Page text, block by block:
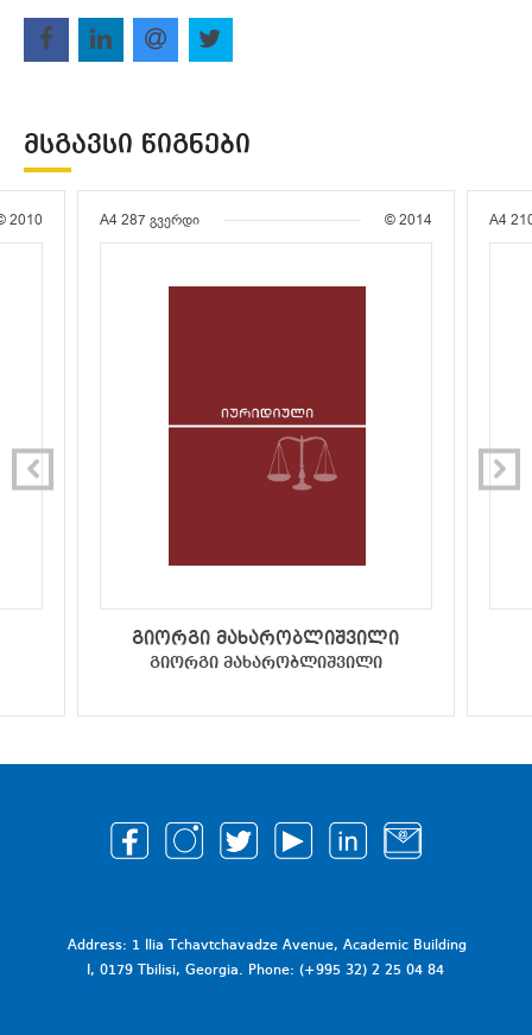
ᲛᲡᲒᲐᲕᲡᲘ ᲬᲘᲒᲜᲔᲑᲘ
2010 A4 287 გვერდი © 2014
გიორგი მახარობლიშვილი
გიორგი მახარობლიშვილი
A4
Address: 1 Ilia Tchavtchavadze Avenue, Academic Building
I, 0179 Tbilisi, Georgia. Phone: (+995 32) 2 25 04 84